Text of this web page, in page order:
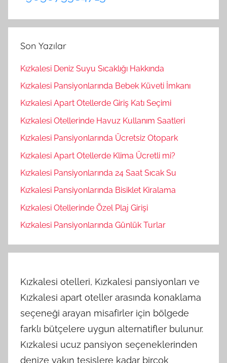
Son Yazılar
Kızkalesi Deniz Suyu Sıcaklığı Hakkında
Kızkalesi Pansiyonlarında Bebek Küveti İmkanı
Kızkalesi Apart Otellerde Giriş Katı Seçimi
Kızkalesi Otellerinde Havuz Kullanım Saatleri
Kızkalesi Pansiyonlarında Ücretsiz Otopark
Kızkalesi Apart Otellerde Klima Ücretli mi?
Kızkalesi Pansiyonlarında 24 Saat Sıcak Su
Kızkalesi Pansiyonlarında Bisiklet Kiralama
Kızkalesi Otellerinde Özel Plaj Girişi
Kızkalesi Pansiyonlarında Günlük Turlar
Kızkalesi otelleri, Kızkalesi pansiyonları ve
Kızkalesi apart oteller arasında konaklama
seçeneği arayan misafirler için bölgede
farklı bütçelere uygun alternatifler bulunur.
Kızkalesi ucuz pansiyon seçeneklerinden
denize yakın tesislere kadar birçok